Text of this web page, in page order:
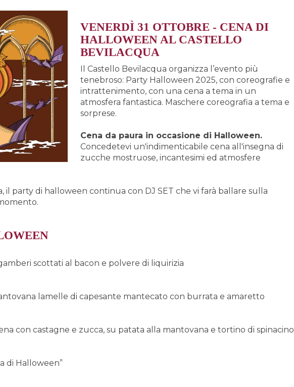
VENERDÌ 31 OTTOBRE - CENA DI
HALLOWEEN AL CASTELLO
BEVILACQUA
Il Castello Bevilacqua organizza l’evento più
tenebroso: Party Halloween 2025, con coreografie e
intrattenimento, con una cena a tema in un
atmosfera fantastica. Maschere coreografia a tema e
sorprese.
Cena da paura in occasione di Halloween.
Concedetevi un'indimenticabile cena all'insegna di
zucche mostruose, incantesimi ed atmosfere
il party di halloween continua con DJ SET che vi farà ballare sulla
scottati al bacon e polvere di liquirizia
lamelle di capesante mantecato con burrata e amaretto
con castagne e zucca, su patata alla mantovana e tortino di spinacino
di Halloween”